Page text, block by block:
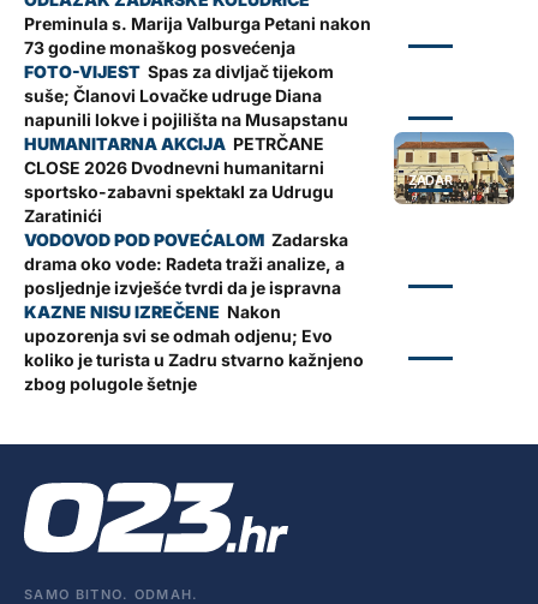
Preminula s. Marija Valburga Petani nakon
73 godine monaškog posvećenja
Spas za divljač tijekom
suše; Članovi Lovačke udruge Diana
napunili lokve i pojilišta na Musapstanu
ZADAR
PETRČANE
CLOSE 2026 Dvodnevni humanitarni
sportsko-zabavni spektakl za Udrugu
Zaratinići
Zadarska
drama oko vode: Radeta traži analize, a
posljednje izvješće tvrdi da je ispravna
Nakon
upozorenja svi se odmah odjenu; Evo
koliko je turista u Zadru stvarno kažnjeno
zbog polugole šetnje
SAMO BITNO. ODMAH.